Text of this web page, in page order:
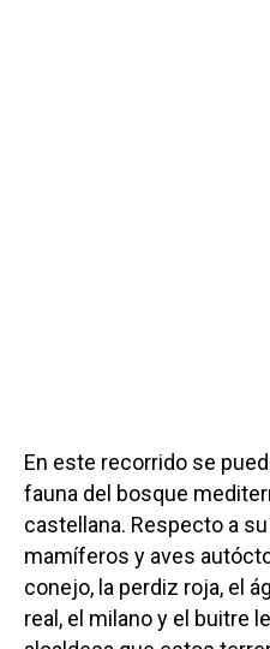
En este recorrido se
fauna del bosque
castellana. Respecto a
mamíferos y aves
conejo, la perdiz roja, el
real, el milano y el buitre